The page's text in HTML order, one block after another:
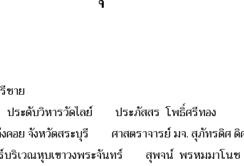
าย
ประดับวิหารวัดไลย์ ประภัสสร โพธิ์ศรีทอง
งคอย จังหวัดสระบุรี ศาสตราจารย์ มจ. สุภัทรดิศ
ร์บริเวณหุบเขาวงพระจันทร์ สุพจน์ พรหมมาโนช